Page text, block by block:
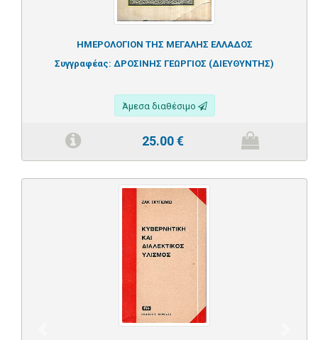
ΗΜΕΡΟΛΟΓΙΟΝ ΤΗΣ ΜΕΓΑΛΗΣ ΕΛΛΑΔΟΣ
Συγγραφέας: ΔΡΟΣΙΝΗΣ ΓΕΩΡΓΙΟΣ (ΔΙΕΥΘΥΝΤΗΣ)
Άμεσα διαθέσιμο
25.00€